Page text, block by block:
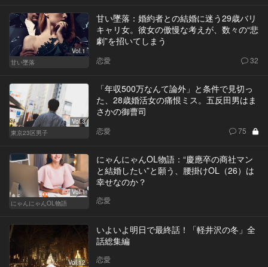
Vol.1
甘い墜落
甘い墜落：婚約者との結婚に迷う29歳バリ
キャリ女。彼女の傲慢な考えが、数々の“悲
劇”を招いてしまう
恋愛 32
Vol.3
東京23区男子
「年収500万なんて論外」と条件で見切っ
た、28歳婚活女の痛恨ミス。五反田男はま
さかの御曹司
恋愛 75
Vol.1
にゃんにゃんOL物語
にゃんにゃんOL物語：“慶應卒の商社マン
と結婚したい”と願う、腰掛けOL（26）は
幸せなのか？
恋愛
Vol.12
いよいよ明日で最終話！「軽井沢の冬」全
話総集編
恋愛